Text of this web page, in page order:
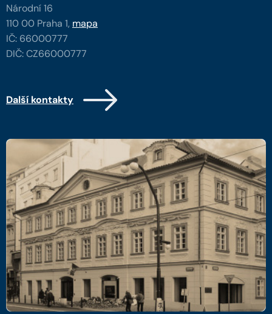
Národní 16
110 00 Praha 1, mapa
IČ: 66000777
DIČ: CZ66000777
Další kontakty